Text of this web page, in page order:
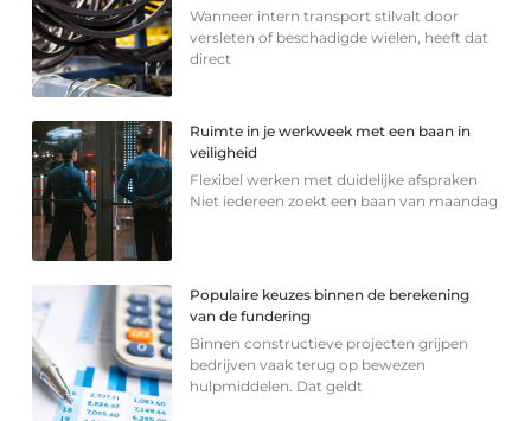
Wanneer intern transport stilvalt door
versleten of beschadigde wielen, heeft dat
direct
Ruimte in je werkweek met een baan in
veiligheid
Flexibel werken met duidelijke afspraken
Niet iedereen zoekt een baan van maandag
Populaire keuzes binnen de berekening
van de fundering
Binnen constructieve projecten grijpen
bedrijven vaak terug op bewezen
hulpmiddelen. Dat geldt